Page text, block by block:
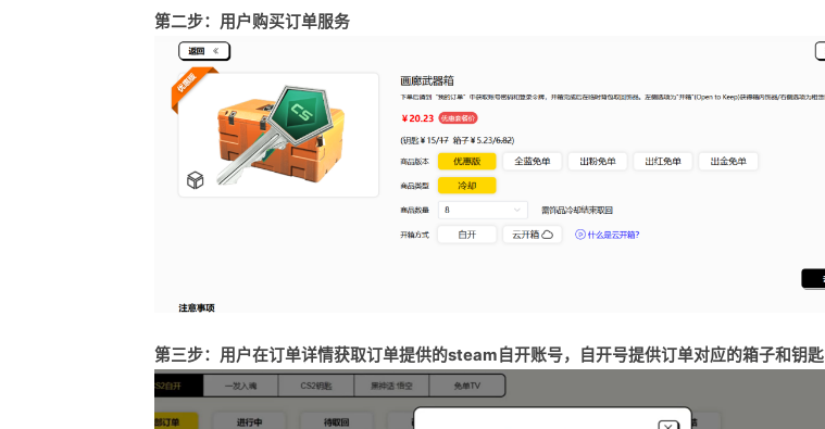
第二步：用户购买订单服务
第三步：用户在订单详情获取订单提供的steam自开账号，自开号提供订单对应的箱子和钥匙